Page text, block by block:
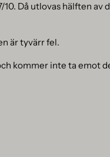
Då utlovas hälften av
är tyvärr fel.
kommer inte ta emot